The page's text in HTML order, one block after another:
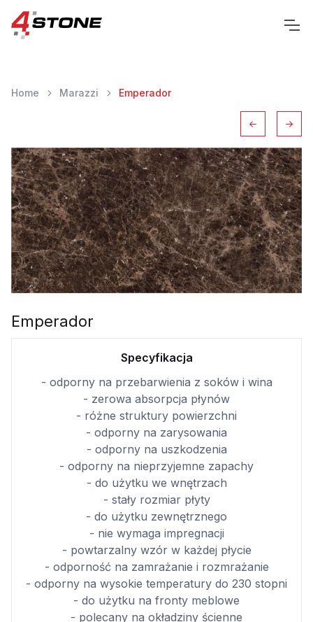
Home Marazzi Emperador
Emperador
Specyfikacja
- odporny na przebarwienia z soków i wina
- zerowa absorpcja płynów
- różne struktury powierzchni
- odporny na zarysowania
- odporny na uszkodzenia
- odporny na nieprzyjemne zapachy
- do użytku we wnętrzach
- stały rozmiar płyty
- do użytku zewnętrznego
- nie wymaga impregnacji
- powtarzalny wzór w każdej płycie
- odporność na zamrażanie i rozmrażanie
- odporny na wysokie temperatury do 230 stopni
- do użytku na fronty meblowe
- polecany na okładziny ścienne